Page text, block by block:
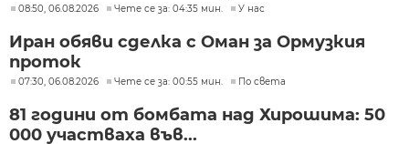
08:50, 06.08.2026 Чете се за: 04:35 мин. У нас
Иран обяви сделка с Оман за Ормузкия
проток
07:30, 06.08.2026 Чете се за: 00:55 мин. По света
81 години от бомбата над Хирошима: 50
000 участваха във...